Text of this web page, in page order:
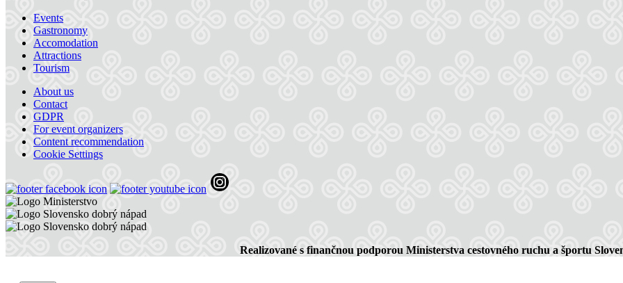
Hotel Thermalpark***
Hotel
Hotel Amade Château
Vrakúň
Hotel
Events
Gastronomy
Accomodation
Attractions
Tourism
About us
Contact
GDPR
For event organizers
Content recommendation
Cookie Settings
Realizované s finančnou podporou Ministerstva cestovného ruchu a športu